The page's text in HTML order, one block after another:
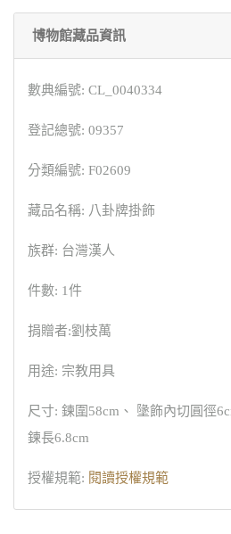
博物館藏品資訊
數典編號: CL_0040334
登記總號: 09357
分類編號: F02609
藏品名稱: 八卦牌掛飾
族群: 台灣漢人
件數: 1件
捐贈者:劉枝萬
用途: 宗教用具
尺寸: 鍊圍58cm、 墬飾內切圓徑
鍊長6.8cm
授權規範: 閱讀授權規範